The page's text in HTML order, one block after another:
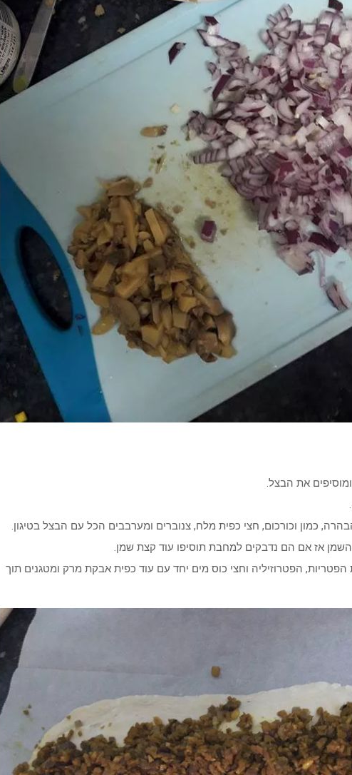
כמון וכורכום, חצי כפית מלח, צנוברים ומערבבים הכל עם הבצל בטיגון.
אז אם הם נדבקים למחבת תוסיפו עוד קצת שמן.
את הפטריות, הפטרוזיליה וחצי כוס מים יחד עם עוד כפית אבקת מרק ומטגנים תוך